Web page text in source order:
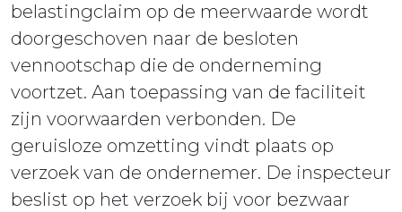
belastingclaim op de meerwaarde wordt
doorgeschoven naar de besloten
vennootschap die de onderneming
voortzet. Aan toepassing van de faciliteit
zijn voorwaarden verbonden. De
geruisloze omzetting vindt plaats op
verzoek van de ondernemer. De inspecteur
beslist op het verzoek bij voor bezwaar